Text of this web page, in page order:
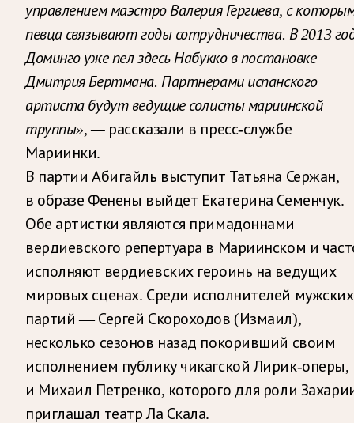
управлением маэстро Валерия Гергиева, с
певца связывают годы сотрудничества. В 2013
Доминго уже пел здесь Набукко в постановке
Дмитрия Бертмана. Партнерами испанского
артиста будут ведущие солисты мариинской
труппы», —рассказали в пресс-службе
Мариинки.
В партии Абигайль выступит Татьяна Сержан,
в образе Фенены выйдет Екатерина Семенчук.
Обе артистки являются примадоннами
вердиевского репертуара в Мариинском и
исполняют вердиевских героинь на ведущих
мировых сценах. Среди исполнителей мужских
партий — Сергей Скороходов (Измаил),
несколько сезонов назад покоривший своим
исполнением публику чикагской Лирик-оперы,
и Михаил Петренко, которого для роли
приглашал театр Ла Скала.